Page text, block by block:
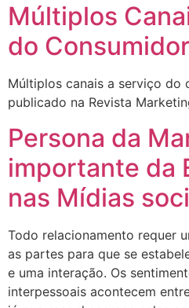
Múltiplos
do Consumidor
Múltiplos canais a serviço do
publicado na Revista
Persona da
importante da
nas Mídias
Todo relacionamento requer
as partes para que se
e uma interação. Os
interpessoais acontecem